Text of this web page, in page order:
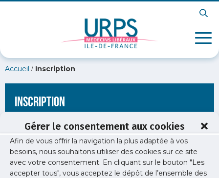
Gérer le consentement aux cookies
Afin de vous offrir la navigation la plus adaptée à vos
besoins, nous souhaitons utiliser des cookies sur ce site
avec votre consentement. En cliquant sur le bouton "Les
accepter tous", vous acceptez le dépôt de l’ensemble des
Accueil / Inscription
Inscription
[wppb-register form_name="inscription"
redirect_url="https://www.urps-med-idf.org/exercer/exercer-
dans-un-etablissement-prive/contrat-medecin-clinique/"]